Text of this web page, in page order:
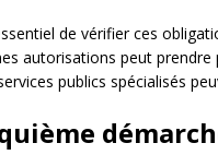
de vérifier ces
autorisations peut prendre
publics spécialisés